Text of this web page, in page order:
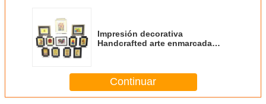
Impresión decorativa
Handcrafted arte enmarcada
estar
Continuar